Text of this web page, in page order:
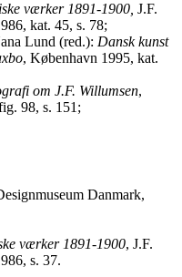
værker 1891-1900, J.F.
kat. 45, s. 78;
Lund (red.): Dansk kunst
, København 1995, kat.
om J.F. Willumsen,
98, s. 151;
Danmark,
værker 1891-1900, J.F.
s. 37.